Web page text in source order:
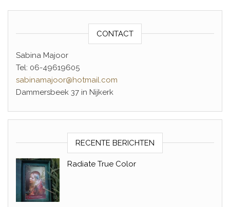
CONTACT
Sabina Majoor
Tel: 06-49619605
sabinamajoor@hotmail.com
Dammersbeek 37 in Nijkerk
RECENTE BERICHTEN
Radiate True Color